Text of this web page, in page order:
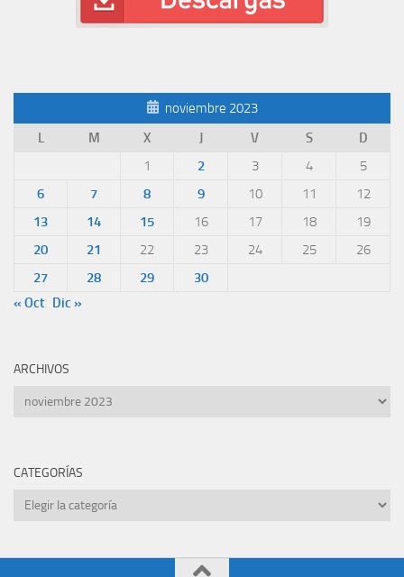
noviembre 2023
L
M X J V S
D
1
2 3 4
5
6
7 8 9 10 11
12
13
14 15 16 17 18
19
20
21 22 23 24 25
26
27
28 29
30
« Oct Dic »
ARCHIVOS
Archivos
CATEGORÍAS
Categorías